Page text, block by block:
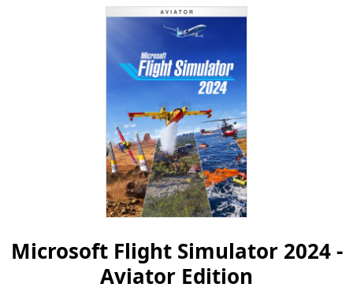
Microsoft Flight Simulator 2024 -
Aviator Edition